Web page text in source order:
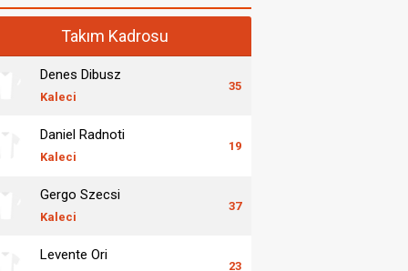
Takım Kadrosu
Denes Dibusz
Kaleci
35
Daniel Radnoti
Kaleci
19
Gergo Szecsi
Kaleci
37
Levente Ori
23